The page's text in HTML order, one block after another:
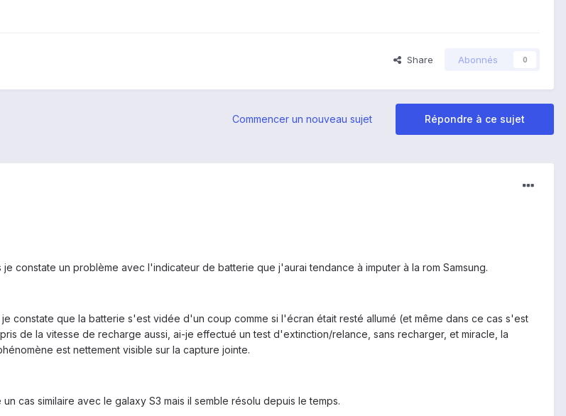
Share Abonnés 0
Répondre à ce sujet
Commencer un nouveau sujet
constate un problème avec l'indicateur de batterie que j'aurai tendance à imputer à la rom Samsung.
constate que la batterie s'est vidée d'un coup comme si l'écran était resté allumé (et même dans ce cas s'est
de la vitesse de recharge aussi, ai-je effectué un test d'extinction/relance, sans recharger, et miracle, la
est nettement visible sur la capture jointe.
cas similaire avec le galaxy S3 mais il semble résolu depuis le temps.